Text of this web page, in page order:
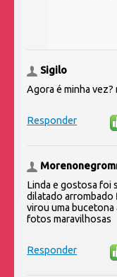
Sigilo
Agora é minha
Responder
Linda e gostosa foi
dilatado arrombado
virou uma bucetona
fotos maravilhosas
Responder